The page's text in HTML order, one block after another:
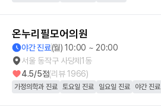
온누리필모어의원
야간 진료(월) 10:00 ~ 20:00
서울 동작구 사당제1동
4.5/5점(리뷰1966)
가정의학과 진료 토요일 진료 일요일 진료 야간 진료